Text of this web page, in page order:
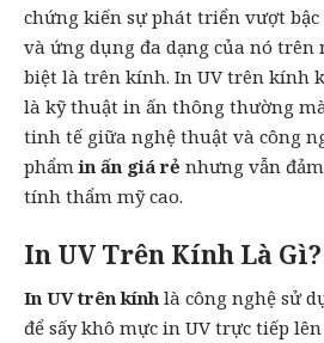
chứng kiến sự phát triển vượt bậc
và ứng dụng đa dạng của nó trên
biệt là trên kính. In UV trên kính
là kỹ thuật in ấn thông thường
tinh tế giữa nghệ thuật và công
phẩmin ấn giá rẻ nhưng vẫn
tính thẩm mỹ cao.
In UV Trên Kính Là Gì?
In UV trên kính là công nghệ sử
để sấy khô mực in UV trực tiếp